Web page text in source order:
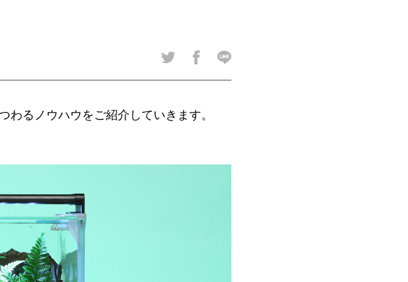
るノウハウをご紹介していきます。